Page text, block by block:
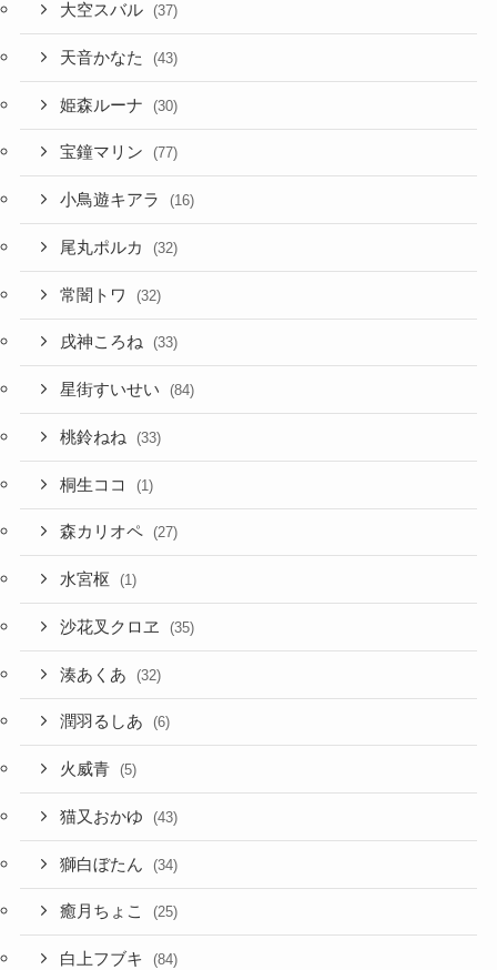
大空スバル (37)
天音かなた (43)
姫森ルーナ (30)
宝鐘マリン (77)
小鳥遊キアラ (16)
尾丸ポルカ (32)
常闇トワ (32)
戌神ころね (33)
星街すいせい (84)
桃鈴ねね (33)
桐生ココ (1)
森カリオペ (27)
水宮枢 (1)
沙花叉クロヱ (35)
湊あくあ (32)
潤羽るしあ (6)
火威青 (5)
猫又おかゆ (43)
獅白ぼたん (34)
癒月ちょこ (25)
白上フブキ (84)